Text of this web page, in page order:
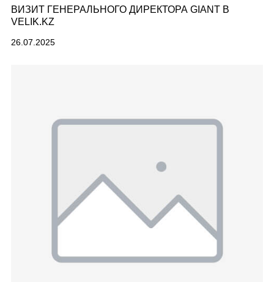
ВИЗИТ ГЕНЕРАЛЬНОГО ДИРЕКТОРА GIANT В
VELIK.KZ
26.07.2025